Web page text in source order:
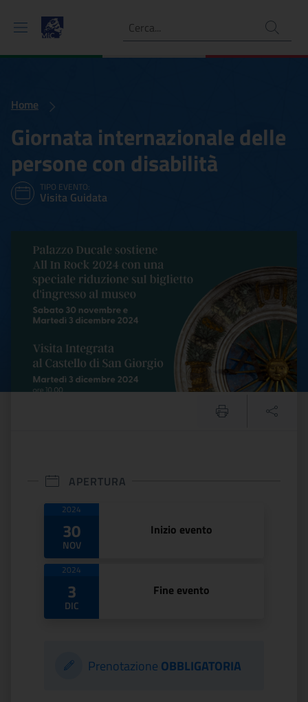
Ricerca
Home
Giornata internazionale delle
persone con disabilità
TIPO EVENTO:
Visita Guidata
Giornata internazionale
APERTURA
Date di apertura
2024
30
NOV
Inizio evento
2024
3
DIC
Fine evento
Prenotazione OBBLIGATORIA